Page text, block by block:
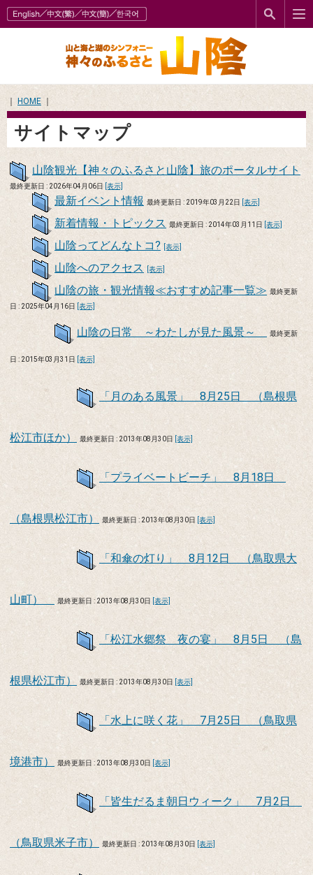
HOME
サイトマップ
山陰観光【神々のふるさと山陰】旅のポータルサイト
最終更新日 : 2026年04月06日 [表示]
最新イベント情報 最終更新日 : 2019年03月22日 [表示]
新着情報・トピックス 最終更新日 : 2014年03月11日 [表示]
山陰ってどんなトコ? [表示]
山陰へのアクセス [表示]
山陰の旅・観光情報≪おすすめ記事一覧≫ 最終更新
日 : 2025年04月16日
[表示]
山陰の日常 ～わたしが見た風景～ 最終更新
日 : 2015年03月31日 [表示]
「月のある風景」 8月25日 （島根県
松江市ほか） 最終更新日 : 2013年08月30日 [表示]
「プライベートビーチ」 8月18日
（島根県松江市） 最終更新日 : 2013年08月30日 [表示]
「和傘の灯り」 8月12日 （鳥取県大
山町） 最終更新日 : 2013年08月30日 [表示]
「松江水郷祭 夜の宴」 8月5日 （島
根県松江市） 最終更新日 : 2013年08月30日 [表示]
「水上に咲く花」 7月25日 （鳥取県
境港市） 最終更新日 : 2013年08月30日 [表示]
「皆生だるま朝日ウィーク」 7月2日
（鳥取県米子市） 最終更新日 : 2013年08月30日 [表示]